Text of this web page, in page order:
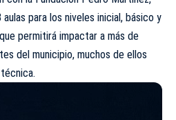
para los niveles inicial, básico y
permitirá impactar a más de
del municipio, muchos de ellos